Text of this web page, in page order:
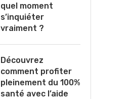
quel moment
s’inquiéter
vraiment ?
Découvrez
comment profiter
pleinement du 100%
santé avec l’aide